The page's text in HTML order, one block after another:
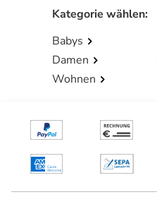
Kategorie wählen:
Babys
Damen
Wohnen